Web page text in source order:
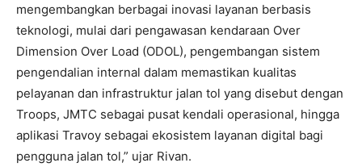
mengembangkan berbagai inovasi layanan berbasis
teknologi, mulai dari pengawasan kendaraan Over
Dimension Over Load (ODOL), pengembangan sistem
pengendalian internal dalam memastikan kualitas
pelayanan dan infrastruktur jalan tol yang disebut dengan
Troops, JMTC sebagai pusat kendali operasional, hingga
aplikasi Travoy sebagai ekosistem layanan digital bagi
pengguna jalan tol,” ujar Rivan.